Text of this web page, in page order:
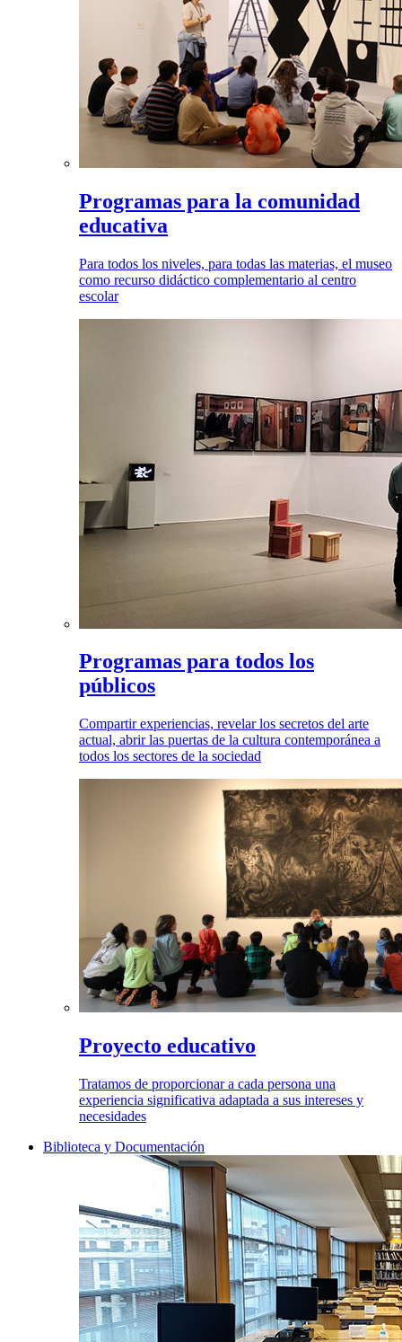
Programas para la comunidad
educativa
Para todos los niveles, para todas las materias, el museo
como recurso didáctico complementario al centro
escolar
Programas para todos los
públicos
Compartir experiencias, revelar los secretos del arte
actual, abrir las puertas de la cultura contemporánea a
todos los sectores de la sociedad
Proyecto educativo
Tratamos de proporcionar a cada persona una
experiencia significativa adaptada a sus intereses y
necesidades
Biblioteca y Documentación